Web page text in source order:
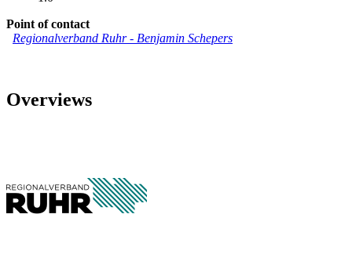
Point of contact
Regionalverband Ruhr- Benjamin Schepers
Overviews